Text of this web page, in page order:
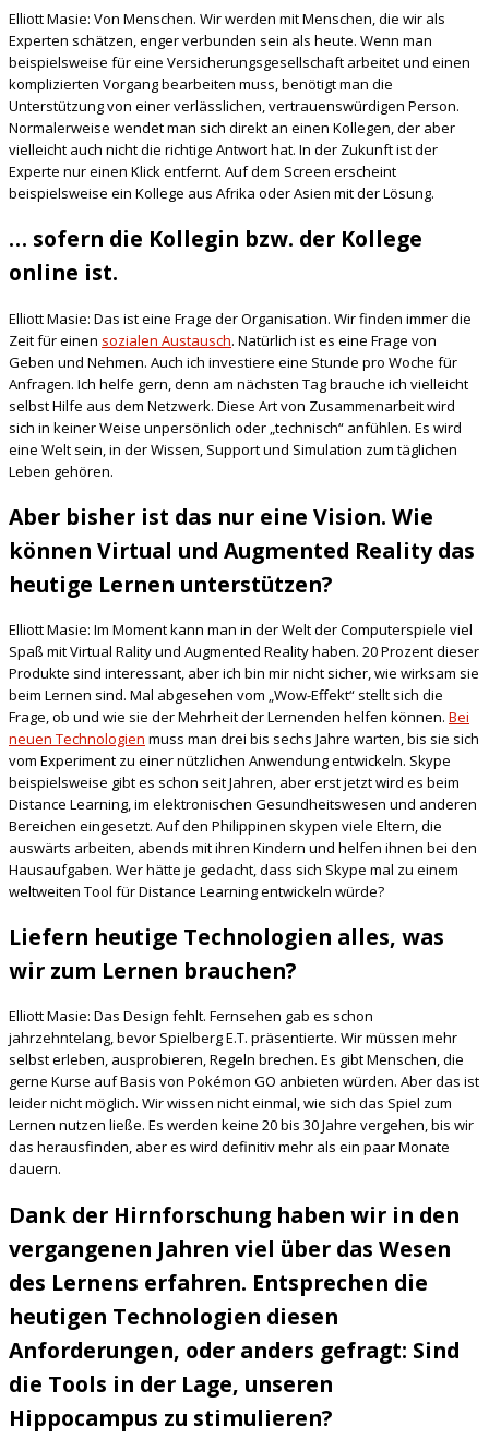
Elliott Masie: Von Menschen. Wir werden mit Menschen, die wir als
Experten schätzen, enger verbunden sein als heute. Wenn man
beispielsweise für eine Versicherungsgesellschaft arbeitet und einen
komplizierten Vorgang bearbeiten muss, benötigt man die
Unterstützung von einer verlässlichen, vertrauenswürdigen Person.
Normalerweise wendet man sich direkt an einen Kollegen, der aber
vielleicht auch nicht die richtige Antwort hat. In der Zukunft ist der
Experte nur einen Klick entfernt. Auf dem Screen erscheint
beispielsweise ein Kollege aus Afrika oder Asien mit der Lösung.
… sofern die Kollegin bzw. der Kollege
online ist.
Elliott Masie: Das ist eine Frage der Organisation. Wir finden immer die
Zeit für einen sozialen Austausch. Natürlich ist es eine Frage von
Geben und Nehmen. Auch ich investiere eine Stunde pro Woche für
Anfragen. Ich helfe gern, denn am nächsten Tag brauche ich vielleicht
selbst Hilfe aus dem Netzwerk. Diese Art von Zusammenarbeit wird
sich in keiner Weise unpersönlich oder „technisch“ anfühlen. Es wird
eine Welt sein, in der Wissen, Support und Simulation zum täglichen
Leben gehören.
Aber bisher ist das nur eine Vision. Wie
können Virtual und Augmented Reality das
heutige Lernen unterstützen?
Elliott Masie: Im Moment kann man in der Welt der Computerspiele viel
Spaß mit Virtual Rality und Augmented Reality haben. 20 Prozent dieser
Produkte sind interessant, aber ich bin mir nicht sicher, wie wirksam sie
beim Lernen sind. Mal abgesehen vom „Wow-Effekt“ stellt sich die
Frage, ob und wie sie der Mehrheit der Lernenden helfen können. Bei
neuen Technologien muss man drei bis sechs Jahre warten, bis sie sich
vom Experiment zu einer nützlichen Anwendung entwickeln. Skype
beispielsweise gibt es schon seit Jahren, aber erst jetzt wird es beim
Distance Learning, im elektronischen Gesundheitswesen und anderen
Bereichen eingesetzt. Auf den Philippinen skypen viele Eltern, die
auswärts arbeiten, abends mit ihren Kindern und helfen ihnen bei den
Hausaufgaben. Wer hätte je gedacht, dass sich Skype mal zu einem
weltweiten Tool für Distance Learning entwickeln würde?
Liefern heutige Technologien alles, was
wir zum Lernen brauchen?
Elliott Masie: Das Design fehlt. Fernsehen gab es schon
jahrzehntelang, bevor Spielberg E.T. präsentierte. Wir müssen mehr
selbst erleben, ausprobieren, Regeln brechen. Es gibt Menschen, die
gerne Kurse auf Basis von Pokémon GO anbieten würden. Aber das ist
leider nicht möglich. Wir wissen nicht einmal, wie sich das Spiel zum
Lernen nutzen ließe. Es werden keine 20 bis 30 Jahre vergehen, bis wir
das herausfinden, aber es wird definitiv mehr als ein paar Monate
dauern.
Dank der Hirnforschung haben wir in den
vergangenen Jahren viel über das Wesen
des Lernens erfahren. Entsprechen die
heutigen Technologien diesen
Anforderungen, oder anders gefragt: Sind
die Tools in der Lage, unseren
Hippocampus zu stimulieren?